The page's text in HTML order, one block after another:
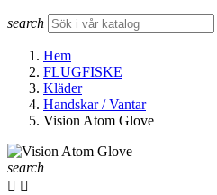
search
Hem
FLUGFISKE
Kläder
Handskar / Vantar
Vision Atom Glove
search
 